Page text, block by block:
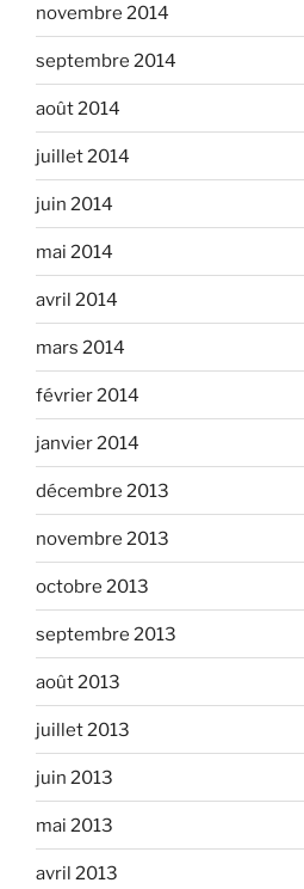
novembre 2014
septembre 2014
août 2014
juillet 2014
juin 2014
mai 2014
avril 2014
mars 2014
février 2014
janvier 2014
décembre 2013
novembre 2013
octobre 2013
septembre 2013
août 2013
juillet 2013
juin 2013
mai 2013
avril 2013